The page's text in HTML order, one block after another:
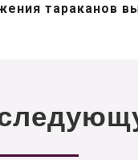
тараканов